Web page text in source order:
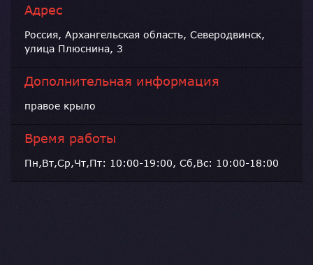
Адрес
Россия, Архангельская область, Северодвинск,
улица Плюснина, 3
Дополнительная информация
правое крыло
Время работы
Пн,Вт,Ср,Чт,Пт: 10:00-19:00, Сб,Вс: 10:00-18:00